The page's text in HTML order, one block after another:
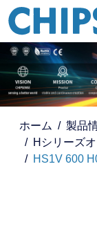
ホーム
製品
Hシリーズ
HS1V 600